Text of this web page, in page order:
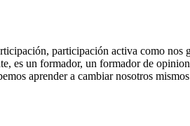
participación activa como nos
es un formador, un formador de
aprender a cambiar nosotros